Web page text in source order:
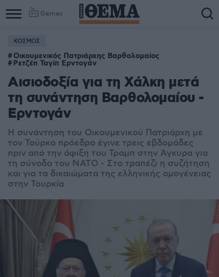
Games
ΚΟΣΜΟΣ
Οικουμενικός Πατριάρχης Βαρθολομαίος
Ρετζέπ Ταγίπ Ερντογάν
Αισιοδοξία για τη Χάλκη μετά
τη συνάντηση Βαρθολομαίου -
Ερντογάν
Η συνάντηση του Οικουμενικού Πατριάρχη με
τον Τούρκο πρόεδρο έγινε τρεις εβδομάδες
πριν από την άφιξη του Τραμπ στην Άγκυρα για
τη σύνοδο του ΝΑΤΟ - Στο τραπέζι η συζήτηση
και για τα δικαιώματα της ελληνικής ομογένειας
στην Τουρκία